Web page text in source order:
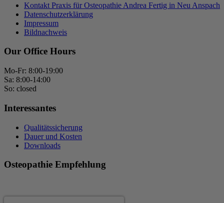
Kontakt Praxis für Osteopathie Andrea Fertig in Neu Anspach
Datenschutzerklärung
Impressum
Bildnachweis
Our Office Hours
Mo-Fr: 8:00-19:00
Sa: 8:00-14:00
So: closed
Interessantes
Qualitätssicherung
Dauer und Kosten
Downloads
Osteopathie Empfehlung